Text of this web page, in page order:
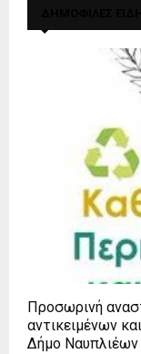
Προσωρινή
αντικειμένων
Δήμο Ναυπλιέων